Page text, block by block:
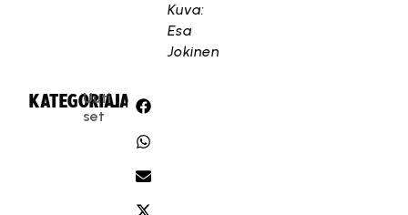
Kuva:
Esa
Jokinen
KATEGORIA:
Uuti
set
JAA: